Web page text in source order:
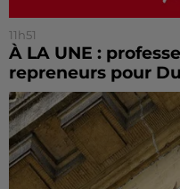
11h51
À LA UNE :
repreneurs pour